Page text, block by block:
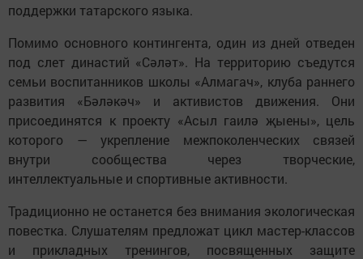
поддержки татарского языка.
Помимо основного контингента, один из дней отведен
под слет династий «Сәләт». На территорию съедутся
семьи воспитанников школы «Алмагач», клуба раннего
развития «Бәләкәч» и активистов движения. Они
присоединятся к проекту «Асыл гаилә җыены», цель
которого — укрепление межпоколенческих связей
внутри сообщества через творческие,
интеллектуальные и спортивные активности.
Традиционно не останется без внимания экологическая
повестка. Слушателям предложат цикл мастер-классов
и прикладных тренингов, посвященных защите